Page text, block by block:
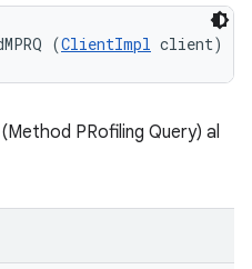
(ClientImpl client)
PRofiling Query) al